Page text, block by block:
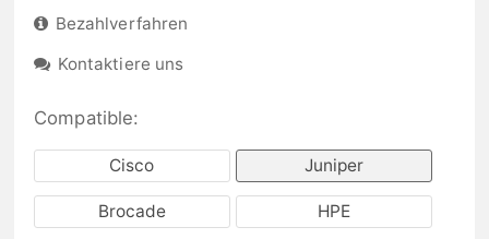
Bezahlverfahren
Kontaktiere uns
Compatible:
Cisco Juniper
Brocade HPE